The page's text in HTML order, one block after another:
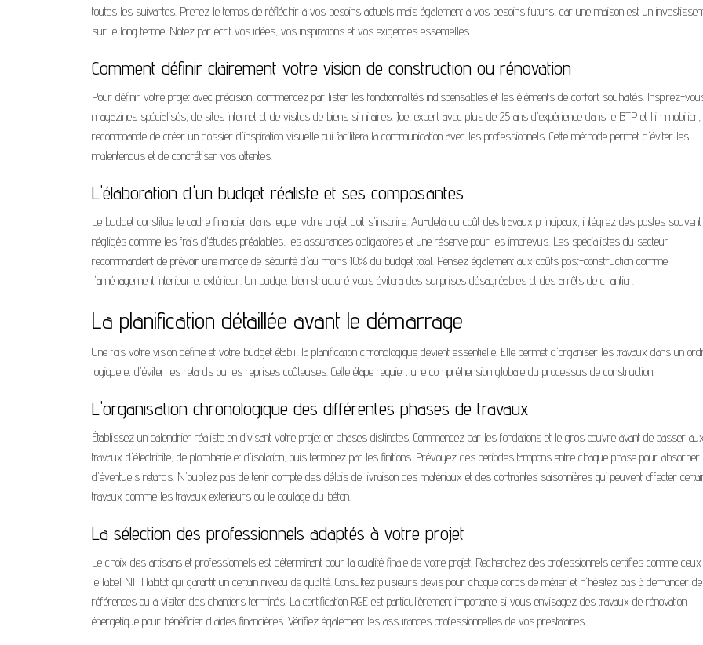
toutes les suivantes. Prenez le temps de réfléchir à vos besoins actuels mais également à vos besoins futurs, car une maison est un
sur le long terme. Notez par écrit vos idées, vos inspirations et vos exigences essentielles.
Comment définir clairement votre vision de construction ou rénovation
Pour définir votre projet avec précision, commencez par lister les fonctionnalités indispensables et les éléments de confort souhaités. Inspirez-
magazines spécialisés, de sites internet et de visites de biens similaires. Joe, expert avec plus de 25 ans d'expérience dans le BTP et l'immobilier,
recommande de créer un dossier d'inspiration visuelle qui facilitera la communication avec les professionnels. Cette méthode permet d'éviter les
malentendus et de concrétiser vos attentes.
L'élaboration d'un budget réaliste et ses composantes
Le budget constitue le cadre financier dans lequel votre projet doit s'inscrire. Au-delà du coût des travaux principaux, intégrez des postes souvent
négligés comme les frais d'études préalables, les assurances obligatoires et une réserve pour les imprévus. Les spécialistes du secteur
recommandent de prévoir une marge de sécurité d'au moins 10% du budget total. Pensez également aux coûts post-construction comme
l'aménagement intérieur et extérieur. Un budget bien structuré vous évitera des surprises désagréables et des arrêts de chantier.
La planification détaillée avant le démarrage
Une fois votre vision définie et votre budget établi, la planification chronologique devient essentielle. Elle permet d'organiser les travaux dans un
logique et d'éviter les retards ou les reprises coûteuses. Cette étape requiert une compréhension globale du processus de construction.
L'organisation chronologique des différentes phases de travaux
Établissez un calendrier réaliste en divisant votre projet en phases distinctes. Commencez par les fondations et le gros œuvre avant de passer aux
travaux d'électricité, de plomberie et d'isolation, puis terminez par les finitions. Prévoyez des périodes tampons entre chaque phase pour absorber
d'éventuels retards. N'oubliez pas de tenir compte des délais de livraison des matériaux et des contraintes saisonnières qui peuvent affecter
travaux comme les travaux extérieurs ou le coulage du béton.
La sélection des professionnels adaptés à votre projet
Le choix des artisans et professionnels est déterminant pour la qualité finale de votre projet. Recherchez des professionnels certifiés comme ceux
le label NF Habitat qui garantit un certain niveau de qualité. Consultez plusieurs devis pour chaque corps de métier et n'hésitez pas à demander
références ou à visiter des chantiers terminés. La certification RGE est particulièrement importante si vous envisagez des travaux de rénovation
énergétique pour bénéficier d'aides financières. Vérifiez également les assurances professionnelles de vos prestataires.